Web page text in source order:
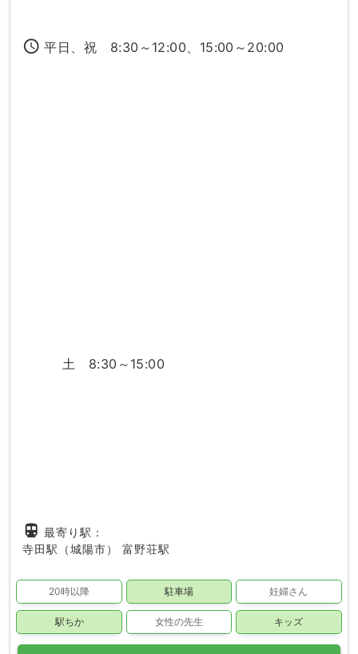
access_time 平日、祝 8:30～12:00、15:00～20:00
土 8:30～15:00
directions_subway 最寄り駅：
寺田駅（城陽市）
富野荘駅
20時以降 駐車場 妊婦さん
駅ちか 女性の先生 キッズ